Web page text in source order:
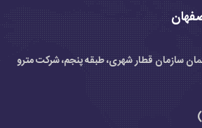
سازمان قطار شهری، طبقه پنجم، شرکت مترو